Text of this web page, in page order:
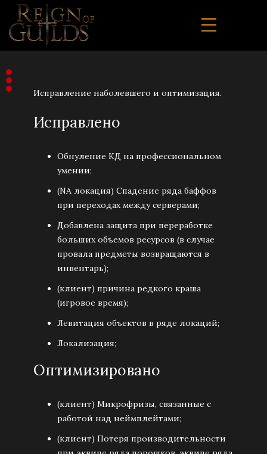
Исправление наболевшего и оптимизация.
Исправлено
Обнуление КД на профессиональном
умении;
(NA локация) Спадение ряда баффов
при переходах между серверами;
Добавлена защита при переработке
больших объемов ресурсов (в случае
провала предметы возвращаются в
инвентарь);
(клиент) причина редкого краша
(игровое время);
Левитация объектов в ряде локаций;
Локализация;
Оптимизировано
(клиент) Микрофризы, связанные с
работой над неймплейтами;
(клиент) Потеря производительности